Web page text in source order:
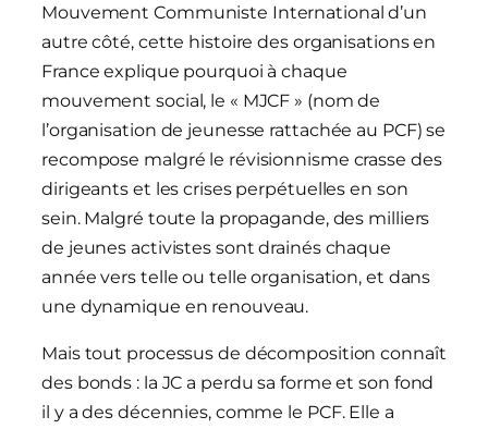
Mouvement Communiste International d’un
autre côté, cette histoire des organisations en
France explique pourquoi à chaque
mouvement social, le « MJCF » (nom de
l’organisation de jeunesse rattachée au PCF) se
recompose malgré le révisionnisme crasse des
dirigeants et les crises perpétuelles en son
sein. Malgré toute la propagande, des milliers
de jeunes activistes sont drainés chaque
année vers telle ou telle organisation, et dans
une dynamique en renouveau.
Mais tout processus de décomposition connaît
des bonds : la JC a perdu sa forme et son fond
il y a des décennies, comme le PCF. Elle a